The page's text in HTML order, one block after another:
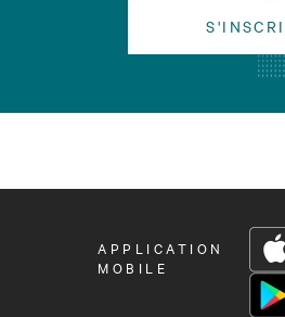
OUVRIR
LE
APPLICATION
MOBILE